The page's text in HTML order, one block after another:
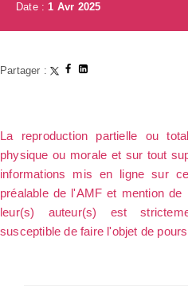
Date :1 Avr 2025
Partager :
La reproduction partielle ou
physique ou morale et sur tout
informations mis en ligne sur
préalable de l'AMF et mention
leur(s) auteur(s) est
susceptible de faire l'objet de